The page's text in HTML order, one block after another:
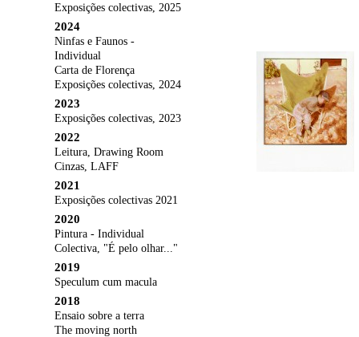
Exposições colectivas, 2025
2024
Ninfas e Faunos -
Individual
Carta de Florença
Exposições colectivas, 2024
2023
Exposições colectivas, 2023
2022
Leitura, Drawing Room
Cinzas, LAFF
2021
Exposições colectivas 2021
2020
Pintura - Individual
Colectiva, "É pelo olhar..."
2019
Speculum cum macula
2018
Ensaio sobre a terra
The moving north